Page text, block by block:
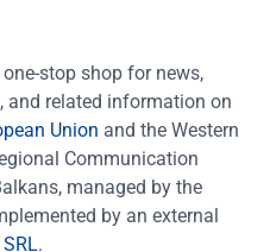
stop shop for news,
and related information on
Union and the Western
Communication
managed by the
by an external
.